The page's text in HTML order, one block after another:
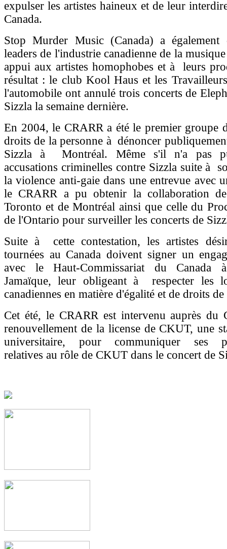
expulser les artistes haineux et de leur
Canada.
Stop Murder Music (Canada) a également
leaders de l'industrie canadienne de la
appui aux artistes homophobes et à leurs
résultat : le club Kool Haus et les
l'automobile ont annulé trois concerts de
Sizzla la semaine dernière.
En 2004, le CRARR a été le premier groupe
droits de la personne à dénoncer
Sizzla à Montréal. Même s'il n'a pas
accusations criminelles contre Sizzla suite à
la violence anti-gaie dans une entrevue avec
le CRARR a pu obtenir la collaboration
Toronto et de Montréal ainsi que celle du
de l'Ontario pour surveiller les concerts de
Suite à cette contestation, les artistes
tournées au Canada doivent signer un
avec le Haut-Commissariat du
Jamaïque, leur obligeant à respecter les
canadiennes en matière d'égalité et de droits
Cet été, le CRARR est intervenu auprès du
renouvellement de la license de CKUT, une
universitaire, pour communiquer ses
relatives au rôle de CKUT dans le concert de